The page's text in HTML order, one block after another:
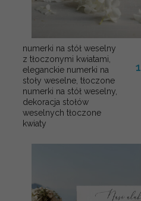
numerki na stół weselny
z tłoczonymi kwiatami,
eleganckie numerki na
stoły weselne, tłoczone
numerki na stół weselny,
dekoracja stołów
weselnych tłoczone
kwiaty